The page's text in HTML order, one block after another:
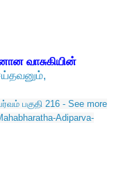
வாசுகியின்
பகுதி 216 - See more
Adiparva-